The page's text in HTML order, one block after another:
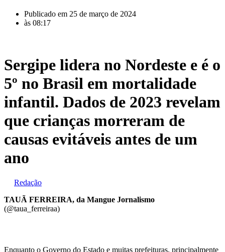
Publicado em 25 de março de 2024
às 08:17
Sergipe lidera no Nordeste e é o
5º no Brasil em mortalidade
infantil. Dados de 2023 revelam
que crianças morreram de
causas evitáveis antes de um
ano
Redação
TAUÃ FERREIRA, da Mangue Jornalismo
(@taua_ferreiraa)
Enquanto o Governo do Estado e muitas prefeituras, principalmente